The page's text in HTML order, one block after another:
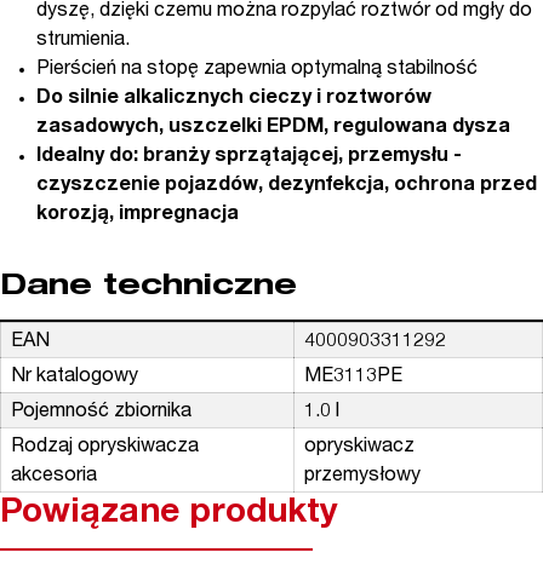
dyszę, dzięki czemu można rozpylać roztwór od mgły do
strumienia.
Pierścień na stopę zapewnia optymalną stabilność
Do silnie alkalicznych cieczy i roztworów
zasadowych, uszczelki EPDM, regulowana dysza
Idealny do: branży sprzątającej, przemysłu -
czyszczenie pojazdów, dezynfekcja, ochrona przed
korozją, impregnacja
Dane techniczne
EAN
4000903311292
Nr katalogowy
ME3113PE
Pojemność zbiornika
1.0 l
Rodzaj opryskiwacza
akcesoria
opryskiwacz
przemysłowy
Powiązane produkty